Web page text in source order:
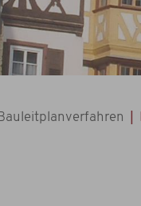
Bauleitplanverfahren |